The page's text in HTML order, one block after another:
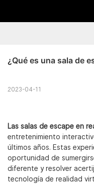
¿Qué es una sala de
2023-04-11
Las salas de escape en
entretenimiento
últimos años. Estas
oportunidad de
diferente y resolver
tecnología de realidad